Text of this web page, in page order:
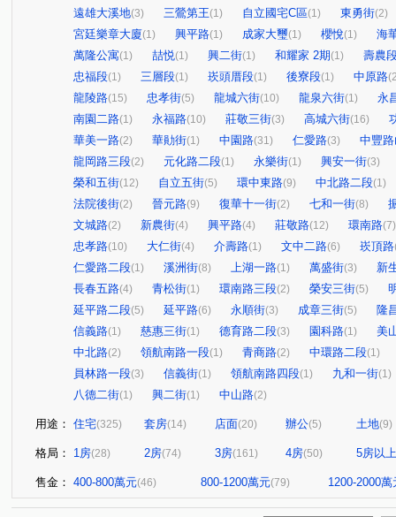
遠雄大溪地(3) 三鶯第王(1) 自立國宅C區(1) 東勇街(2)
宮廷樂章大廈(1) 興平路(1) 成家大璽(1) 櫻悅(1)
海
萬隆公寓(1) 喆悦(1) 興二街(1) 和耀家 2期(1)
壽農
忠福段(1) 三層段(1) 崁頭厝段(1) 後寮段(1) 中原路
龍陵路(15) 忠孝街(5) 龍城六街(10) 龍泉六街(1)
永
南園二路(1) 永福路(10) 莊敬三街(3) 高城六街(16)
華美一路(2) 華勛街(1) 中園路(31) 仁愛路(3)
中豐
龍岡路三段(2) 元化路二段(1) 永樂街(1) 興安一街(3)
榮和五街(12) 自立五街(5) 環中東路(9) 中北路二段(1)
法院後街(2) 晉元路(9) 復華十一街(2) 七和一街(8)
文城路(2) 新農街(4) 興平路(4) 莊敬路(12) 環南路(7)
忠孝路(10) 大仁街(4) 介壽路(1) 文中二路(6) 崁頂路
仁愛路二段(1) 溪洲街(8) 上湖一路(1) 萬盛街(3)
新
長春五路(4) 青松街(1) 環南路三段(2) 榮安三街(5)
延平路二段(5) 延平路(6) 永順街(3) 成章三街(5)
隆
信義路(1) 慈惠三街(1) 德育路二段(3) 園科路(1)
美
中北路(2) 領航南路一段(1) 青商路(2) 中環路二段(1)
員林路一段(3) 信義街(1) 領航南路四段(1) 九和一街(1)
八德二街(1) 興二街(1) 中山路(2)
用途： 住宅(325) 套房(14) 店面(20) 辦公(5) 土地(9)
格局： 1房(28) 2房(74) 3房(161) 4房(50) 5房以上
售金： 400-800萬元(46) 800-1200萬元(79) 1200-2000萬